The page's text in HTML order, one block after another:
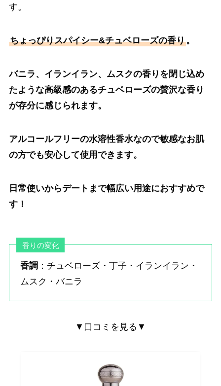
す。
ちょっぴりスパイシー&チュベローズの香り。
バニラ、イランイラン、ムスクの香りを閉じ込め
たような高級感のあるチュベローズの贅沢な香り
が存分に感じられます。
アルコールフリーの水溶性香水なので敏感なお肌
の方でも安心して使用できます。
日常使いからデートまで幅広い用途におすすめで
す！
香りの変化
香調 ：チュベローズ・丁子・イランイラン・
ムスク・バニラ
▼口コミを見る▼